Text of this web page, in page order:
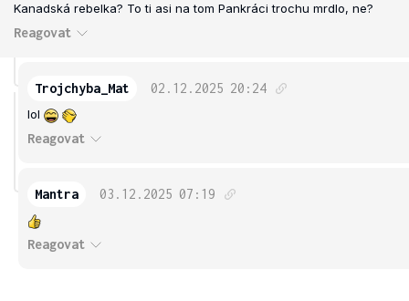
Kanadská rebelka? To ti asi na tom Pankráci trochu mrdlo, ne?
Reagovat
Trojchyba_Mat 02.12.2025 20:24
lol
Reagovat
Mantra 03.12.2025 07:19
Reagovat